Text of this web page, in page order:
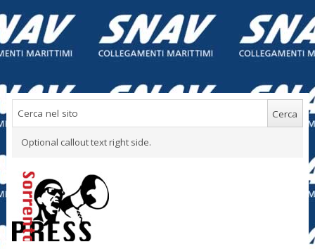
Optional callout text right side.